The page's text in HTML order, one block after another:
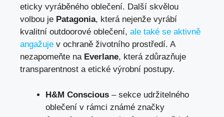
eticky vyráběného oblečení. Další skvělou
volbou je Patagonia, která nejenže vyrábí
kvalitní outdoorové oblečení, ale také se aktivně
angažuje v ochraně životního prostředí. A
nezapomeňte na Everlane, která zdůrazňuje
transparentnost a etické výrobní postupy.
H&M Conscious – sekce udržitelného
oblečení v rámci známé značky